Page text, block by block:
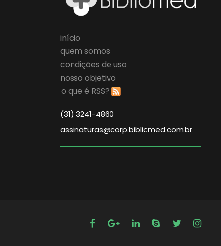
início
quem somos
condições de uso
nosso objetivo
o que é RSS?
(31) 3241-4860
assinaturas@corp.bibliomed.com.br